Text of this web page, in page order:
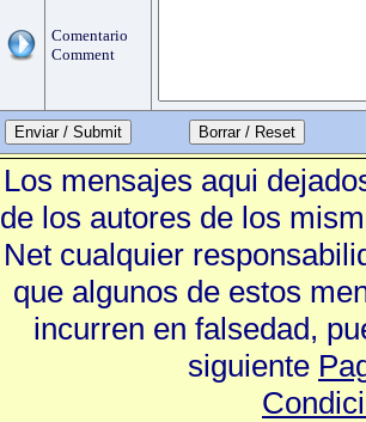
Comentario
Comment
Enviar / Submit
Los mensajes aqui
de los autores de los
Net cualquier
que algunos de estos
incurren en falsedad,
siguiente